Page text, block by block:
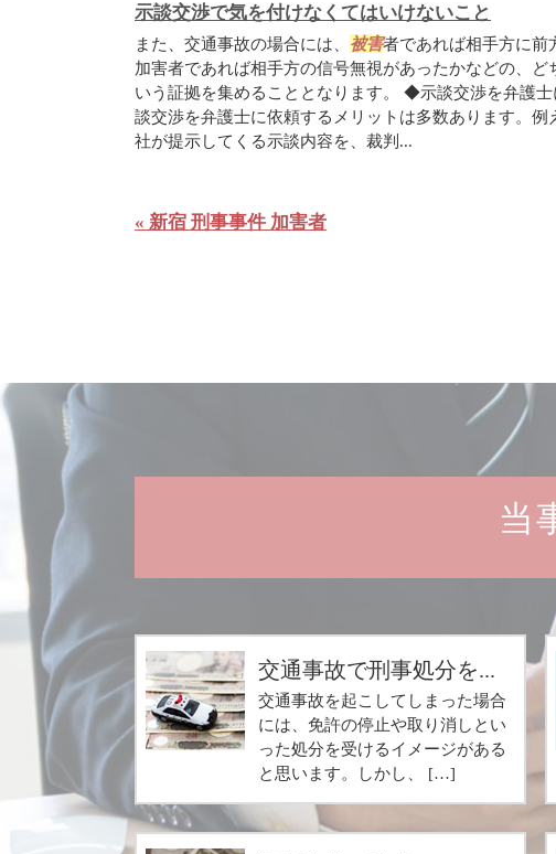
示談交渉で気を付けなくてはいけないこと
また、交通事故の場合には、 被害者であれば相手方に前
加害者であれば相手方の信号無視があったかなどの、ど
いう証拠を集めることとなります。 ◆示談交渉を弁護
談交渉を弁護士に依頼するメリットは多数あります。例
社が提示してくる示談内容を、裁判...
« 新宿 刑事事件 加害者
当
交通事故で刑事処分を...
交通事故を起こしてしまった場合
には、免許の停止や取り消しとい
った処分を受けるイメージがある
と思います。しかし、 […]